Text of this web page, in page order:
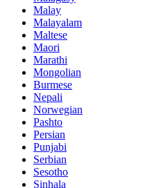
Malay
Malayalam
Maltese
Maori
Marathi
Mongolian
Burmese
Nepali
Norwegian
Pashto
Persian
Punjabi
Serbian
Sesotho
Sinhala